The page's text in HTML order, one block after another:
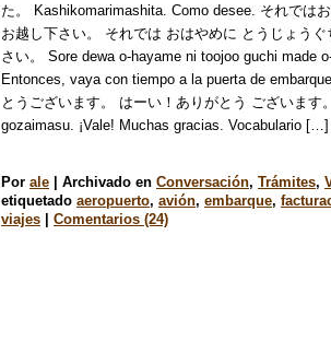
た。 Kashikomarimashita. Como desee. それでは
お越し下さい。 それでは おはやめに とうじょう
さい。 Sore dewa o-hayame ni toojoo guchi made
Entonces, vaya con tiempo a la puerta de
とうございます。 はーい！ありがとう ございます
gozaimasu. ¡Vale! Muchas gracias. Vocabulario […]
Por ale Archivado en Conversación, Trámites,
etiquetado aeropuerto, avión, embarque,
viajes
Comentarios (24)